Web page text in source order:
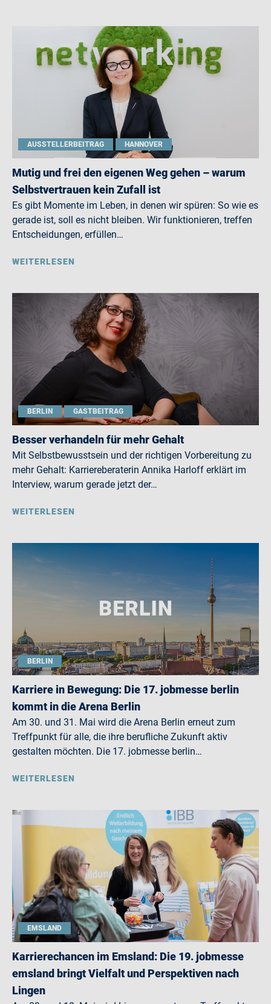
AUSSTELLERBEITRAG HANNOVER
Mutig und frei den eigenen Weg gehen – warum
Selbstvertrauen kein Zufall ist
Es gibt Momente im Leben, in denen wir spüren: So wie es
gerade ist, soll es nicht bleiben. Wir funktionieren, treffen
Entscheidungen, erfüllen…
WEITERLESEN
BERLIN GASTBEITRAG
Besser verhandeln für mehr Gehalt
Mit Selbstbewusstsein und der richtigen Vorbereitung zu
mehr Gehalt: Karriereberaterin Annika Harloff erklärt im
Interview, warum gerade jetzt der…
WEITERLESEN
BERLIN
Karriere in Bewegung: Die 17. jobmesse berlin
kommt in die Arena Berlin
Am 30. und 31. Mai wird die Arena Berlin erneut zum
Treffpunkt für alle, die ihre berufliche Zukunft aktiv
gestalten möchten. Die 17. jobmesse berlin…
WEITERLESEN
EMSLAND
Karrierechancen im Emsland: Die 19. jobmesse
emsland bringt Vielfalt und Perspektiven nach
Lingen